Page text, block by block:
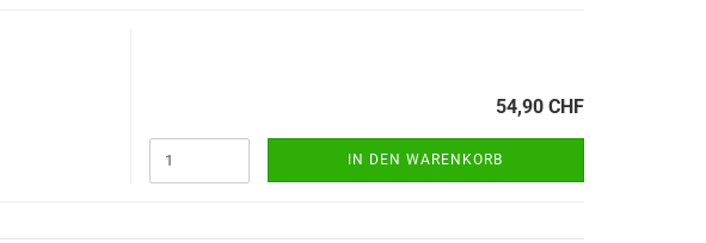
54,90 CHF
IN DEN WARENKORB